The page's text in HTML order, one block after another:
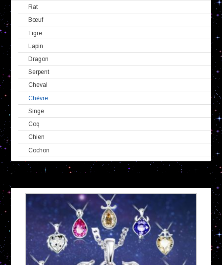
Rat
Bœuf
Tigre
Lapin
Dragon
Serpent
Cheval
Chèvre
Singe
Coq
Chien
Cochon